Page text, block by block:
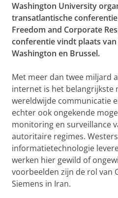
Washington University
transatlantische
Freedom and Corporate
conferentie vindt plaats van
Washington en Brussel.
Met meer dan twee miljard
internet is het belangrijkste
wereldwijde communicatie
echter ook ongekende
monitoring en surveillance
autoritaire regimes.
informatietechnologie
werken hier gewild of
voorbeelden zijn de rol van
Siemens in Iran.